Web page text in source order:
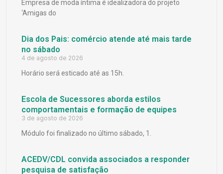
Empresa de moda íntima é idealizadora do projeto
‘Amigas do
Dia dos Pais: comércio atende até mais tarde
no sábado
4 de agosto de 2026
Horário será esticado até as 15h.
Escola de Sucessores aborda estilos
comportamentais e formação de equipes
3 de agosto de 2026
Módulo foi finalizado no último sábado, 1.
ACEDV/CDL convida associados a responder
pesquisa de satisfação